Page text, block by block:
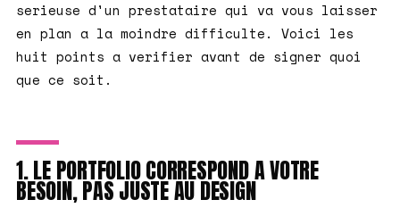
serieuse d'un prestataire qui va vous laisser
en plan a la moindre difficulte. Voici les
huit points a verifier avant de signer quoi
que ce soit.
1. LE PORTFOLIO CORRESPOND A VOTRE
BESOIN, PAS JUSTE AU DESIGN